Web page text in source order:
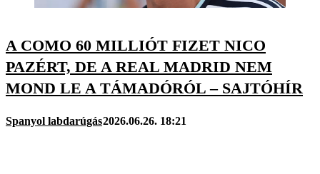
A COMO 60 MILLIÓT FIZET NICO
PAZÉRT, DE A REAL MADRID NEM
MOND LE A TÁMADÓRÓL – SAJTÓHÍR
Spanyol labdarúgás2026.06.26. 18:21